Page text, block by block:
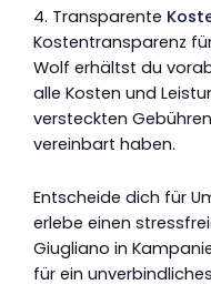
4. Transparente
Kostentransparenz
Wolf erhältst du
alle Kosten und
versteckten
vereinbart haben.
Entscheide dich für
erlebe einen
Giugliano in
für ein